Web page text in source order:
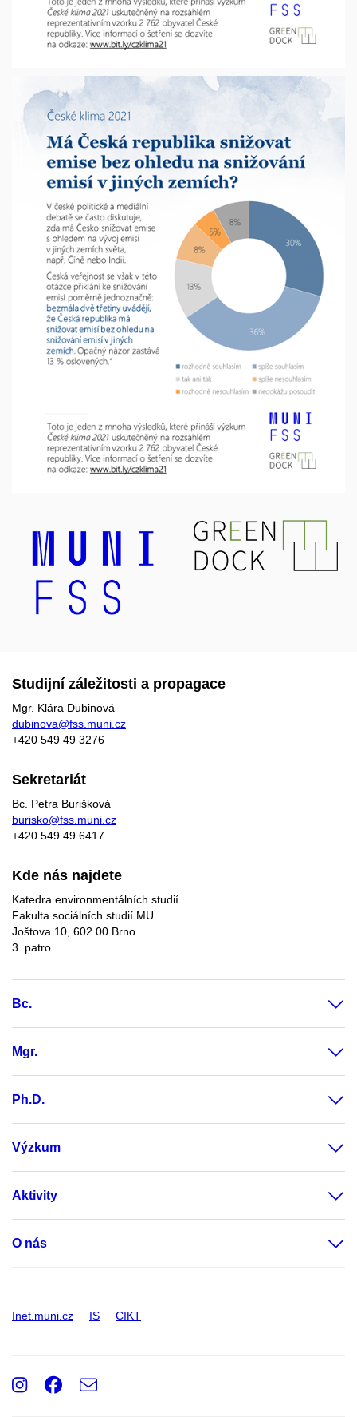
Studijní záležitosti a propagace
Mgr. Klára Dubinová
dubinova@fss.muni.cz
+420 549 49 3276
Sekretariát
Bc. Petra Burišková
burisko@fss.muni.cz
+420 549 49 6417
Kde nás najdete
Katedra environmentálních studií
Fakulta sociálních studií MU
Joštova 10, 602 00 Brno
3. patro
Bc.
Mgr.
Ph.D.
Výzkum
Aktivity
O nás
Inet.muni.cz IS CIKT
Instagram
Facebook
e-